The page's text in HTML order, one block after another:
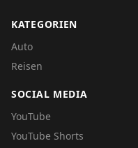
KATEGORIEN
Auto
Reisen
SOCIAL MEDIA
YouTube
YouTube Shorts